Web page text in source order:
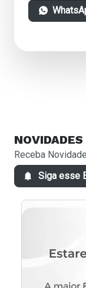
NOVIDADES
Receba
Siga esse